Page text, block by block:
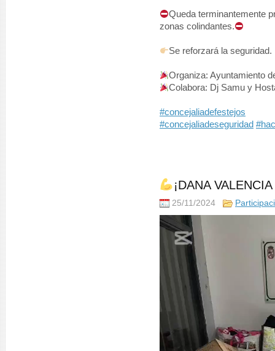
Queda terminantemente
zonas colindantes.
Se reforzará la seguridad.
Organiza: Ayuntamiento
Colabora: Dj Samu y
#concejaliadefestejos
#concejaliadeseguridad
¡DANA
25/11/2024
Reproductor
de
vídeo